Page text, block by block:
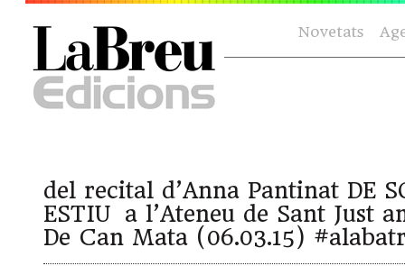
Novetats
del recital d’Anna Pantinat DE
ESTIU a l’Ateneu de Sant Just
De Can Mata (06.03.15)